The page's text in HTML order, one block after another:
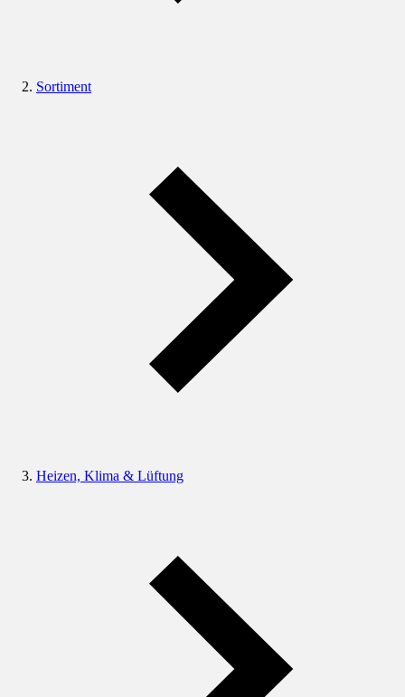
Sortiment
Heizen, Klima & Lüftung